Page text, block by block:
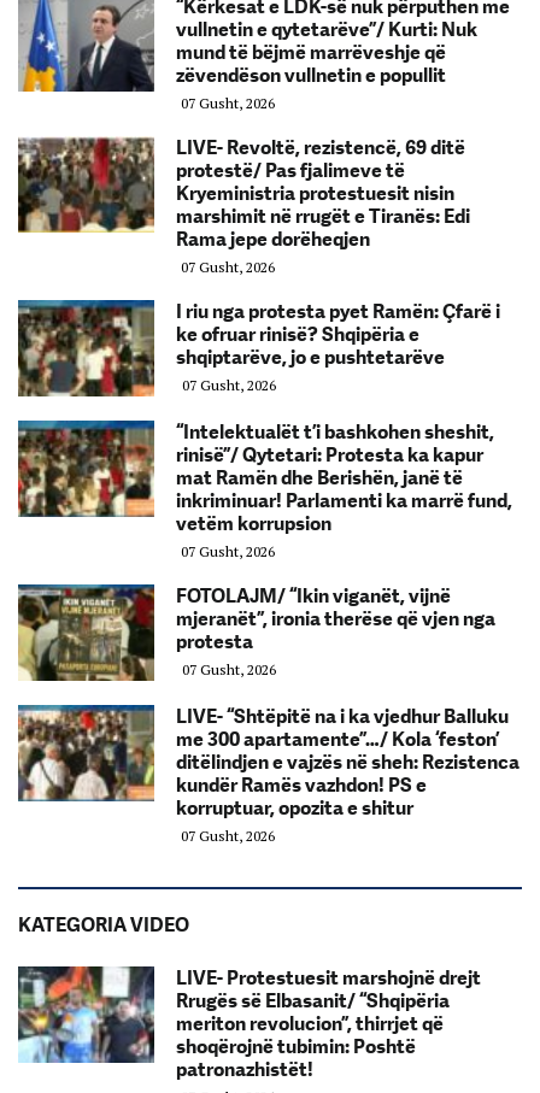
“Kërkesat e LDK-së nuk përputhen me
vullnetin e qytetarëve”/ Kurti: Nuk
mund të bëjmë marrëveshje që
zëvendëson vullnetin e popullit
07 Gusht, 2026
LIVE- Revoltë, rezistencë, 69 ditë
protestë/ Pas fjalimeve të
Kryeministria protestuesit nisin
marshimit në rrugët e Tiranës: Edi
Rama jepe dorëheqjen
07 Gusht, 2026
I riu nga protesta pyet Ramën: Çfarë i
ke ofruar rinisë? Shqipëria e
shqiptarëve, jo e pushtetarëve
07 Gusht, 2026
“Intelektualët t’i bashkohen sheshit,
rinisë”/ Qytetari: Protesta ka kapur
mat Ramën dhe Berishën, janë të
inkriminuar! Parlamenti ka marrë fund,
vetëm korrupsion
07 Gusht, 2026
FOTOLAJM/ “Ikin viganët, vijnë
mjeranët”, ironia therëse që vjen nga
protesta
07 Gusht, 2026
LIVE- “Shtëpitë na i ka vjedhur Balluku
me 300 apartamente”…/ Kola ‘feston’
ditëlindjen e vajzës në sheh: Rezistenca
kundër Ramës vazhdon! PS e
korruptuar, opozita e shitur
07 Gusht, 2026
KATEGORIA VIDEO
LIVE- Protestuesit marshojnë drejt
Rrugës së Elbasanit/ “Shqipëria
meriton revolucion”, thirrjet që
shoqërojnë tubimin: Poshtë
patronazhistët!